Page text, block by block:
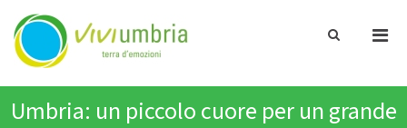
Show
Umbria: un piccolo cuore per un grande